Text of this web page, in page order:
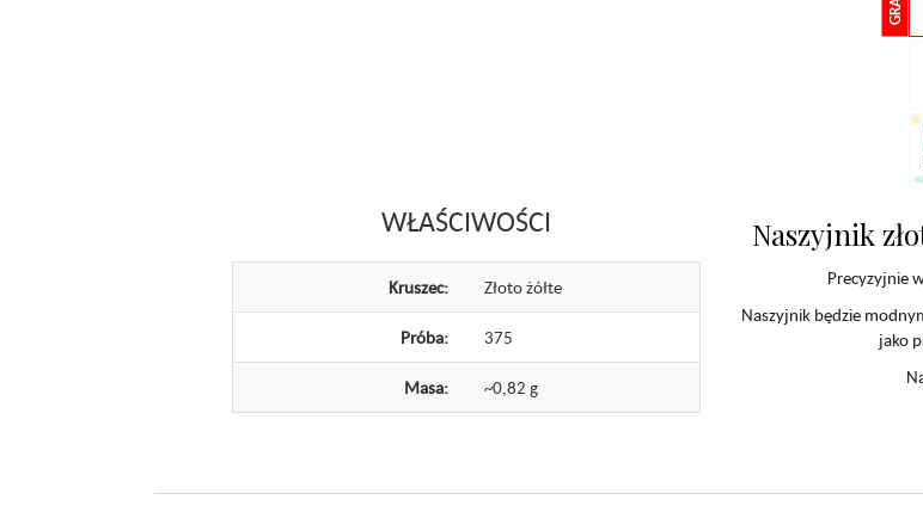
WŁAŚCIWOŚCI
Kruszec: Złoto żółte
Próba: 375
Masa: ~0,82 g
Naszyjnik
Precyzyjnie
Naszyjnik będzie
jako